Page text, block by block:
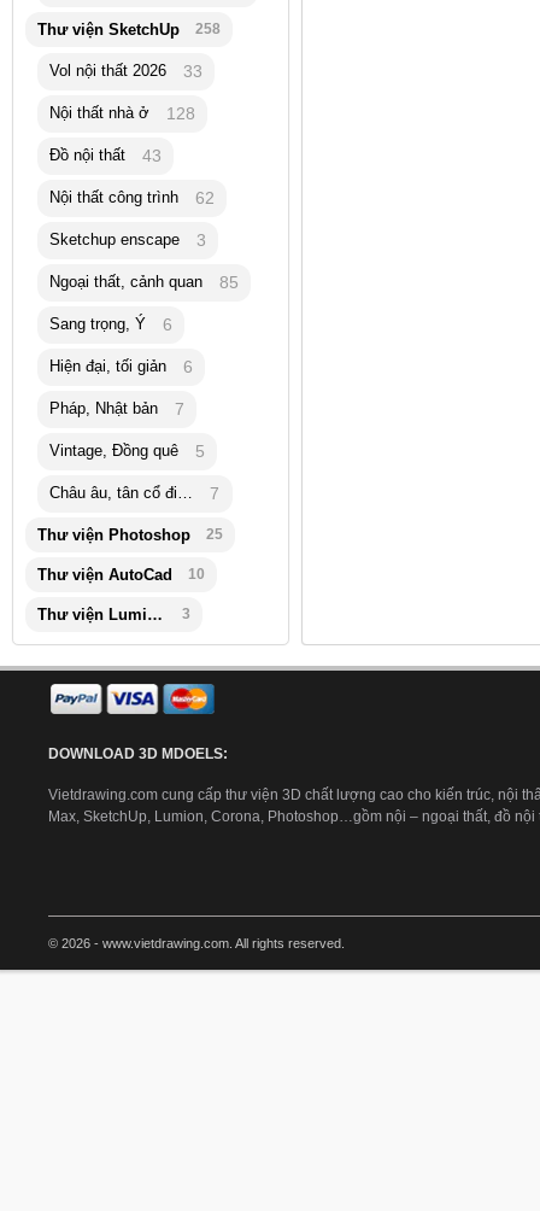
Thư viện SketchUp 258
Vol nội thất 2026 33
Nội thất nhà ở 128
Đồ nội thất 43
Nội thất công trình 62
Sketchup enscape 3
Ngoại thất, cảnh quan 85
Sang trọng, Ý 6
Hiện đại, tối giản 6
Pháp, Nhật bản 7
Vintage, Đồng quê 5
Châu âu, tân cổ điển 7
Thư viện Photoshop 25
Thư viện AutoCad 10
Thư viện Lumion 3
DOWNLOAD 3D MDOELS:
Vietdrawing.com cung cấp thư viện 3D chất lượng cao cho kiến trúc, nội
Max, SketchUp, Lumion, Corona, Photoshop…gồm nội – ngoại thất, đồ nội
© 2026 - www.vietdrawing.com. All rights reserved.